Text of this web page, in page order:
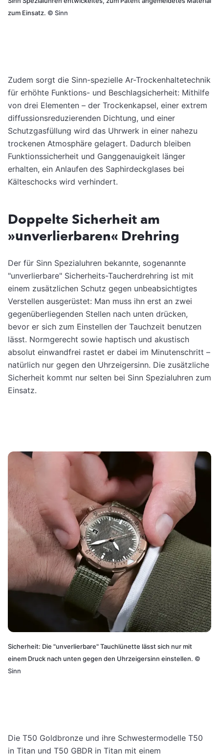
zum Einsatz. © Sinn
Zudem sorgt die Sinn-spezielle Ar-Trockenhaltetechnik
für erhöhte Funktions- und Beschlagsicherheit: Mithilfe
von drei Elementen – der Trockenkapsel, einer extrem
diffussionsreduzierenden Dichtung, und einer
Schutzgasfüllung wird das Uhrwerk in einer nahezu
trockenen Atmosphäre gelagert. Dadurch bleiben
Funktionssicherheit und Ganggenauigkeit länger
erhalten, ein Anlaufen des Saphirdeckglases bei
Kälteschocks wird verhindert.
Doppelte Sicherheit am
»unverlierbaren« Drehring
Der für Sinn Spezialuhren bekannte, sogenannte
"unverlierbare" Sicherheits-Taucherdrehring ist mit
einem zusätzlichen Schutz gegen unbeabsichtigtes
Verstellen ausgerüstet: Man muss ihn erst an zwei
gegenüberliegenden Stellen nach unten drücken,
bevor er sich zum Einstellen der Tauchzeit benutzen
lässt. Normgerecht sowie haptisch und akustisch
absolut einwandfrei rastet er dabei im Minutenschritt –
natürlich nur gegen den Uhrzeigersinn. Die zusätzliche
Sicherheit kommt nur selten bei Sinn Spezialuhren zum
Einsatz.
Sicherheit: Die "unverlierbare" Tauchlünette lässt sich nur mit
einem Druck nach unten gegen den Uhrzeigersinn einstellen. ©
Sinn
Die T50 Goldbronze und ihre Schwestermodelle T50
in Titan und T50 GBDR in Titan mit einem